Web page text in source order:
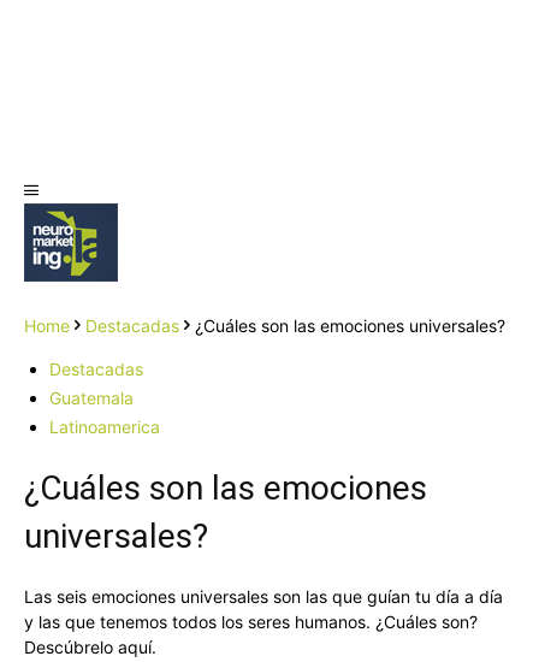
Home Destacadas ¿Cuáles son las emociones universales?
Destacadas
Guatemala
Latinoamerica
¿Cuáles son las emociones
universales?
Las seis emociones universales son las que guían tu día a día
y las que tenemos todos los seres humanos. ¿Cuáles son?
Descúbrelo aquí.